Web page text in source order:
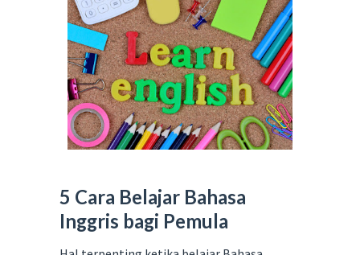
5 Cara Belajar Bahasa
Inggris bagi Pemula